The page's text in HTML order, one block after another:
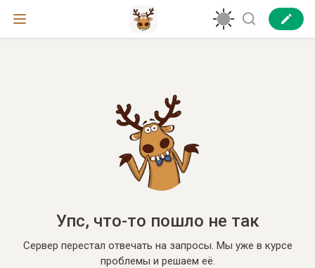
Упс, что-то пошло не так
Сервер перестал отвечать на запросы. Мы уже в курсе
проблемы и решаем её.